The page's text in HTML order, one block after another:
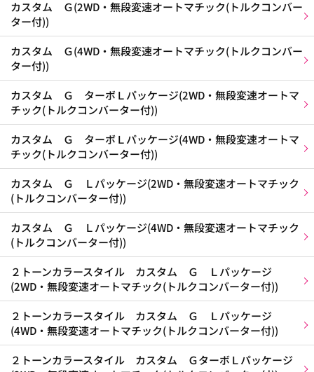
カスタム Ｇ(2WD・無段変速オートマチック(トルクコンバー
ター付))
カスタム Ｇ(4WD・無段変速オートマチック(トルクコンバー
ター付))
カスタム Ｇ ターボＬパッケージ(2WD・無段変速オートマ
チック(トルクコンバーター付))
カスタム Ｇ ターボＬパッケージ(4WD・無段変速オートマ
チック(トルクコンバーター付))
カスタム Ｇ Ｌパッケージ(2WD・無段変速オートマチック
(トルクコンバーター付))
カスタム Ｇ Ｌパッケージ(4WD・無段変速オートマチック
(トルクコンバーター付))
２トーンカラースタイル カスタム Ｇ Ｌパッケージ
(2WD・無段変速オートマチック(トルクコンバーター付))
２トーンカラースタイル カスタム Ｇ Ｌパッケージ
(4WD・無段変速オートマチック(トルクコンバーター付))
２トーンカラースタイル カスタム ＧターボＬパッケージ